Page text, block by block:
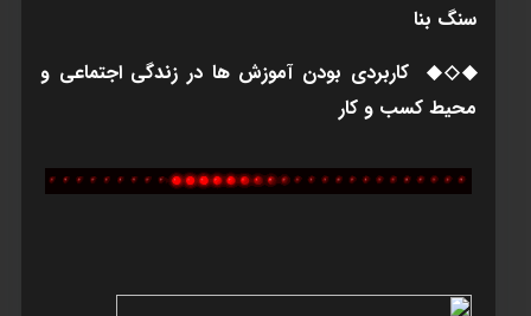
سنگ بنا
◆◇◆ کاربردی بودن آموزش ها در زندگی اجتماعی و
محيط کسب و کار